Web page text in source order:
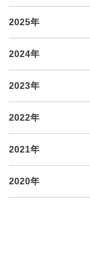
2025年
2024年
2023年
2022年
2021年
2020年